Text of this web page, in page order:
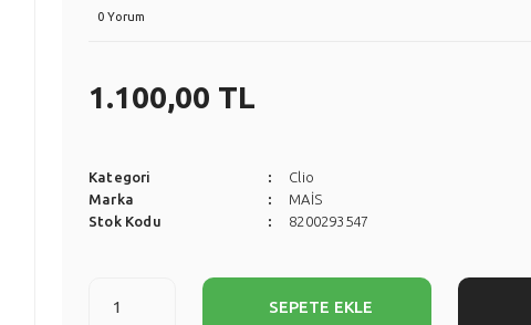
0 Yorum
1.100,00 TL
Kategori
Clio
Marka
MAİS
Stok Kodu
8200293547
SEPETE EKLE